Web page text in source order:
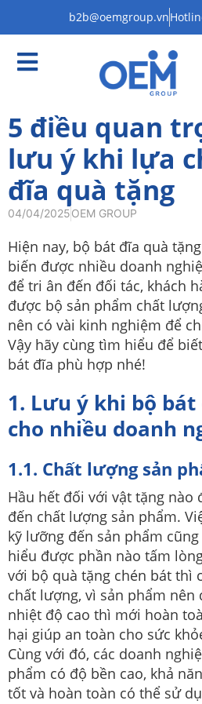
b2b@oemgroup.vn
5 điều quan
lưu ý khi lựa
đĩa quà tặng
04/04/2025OEM GROUP
Hiện nay, bộ bát đĩa quà
biến được nhiều doanh
để tri ân đến đối tác, khách
được bộ sản phẩm chất
nên có vài kinh nghiệm để
Vậy hãy cùng tìm hiểu để
bát đĩa phù hợp nhé!
1. Lưu ý khi bộ
cho nhiều doanh
1.1. Chất lượng sản
Hầu hết đối với vật tặng nào
đến chất lượng sản phẩm.
kỹ lưỡng đến sản phẩm
hiểu được phần nào tấm
với bộ quà tặng chén bát thì
chất lượng, vì sản phẩm nên
nhiệt độ cao thì mới hoàn
hại giúp an toàn cho sức
Cùng với đó, các doanh
phẩm có độ bền cao, khả
tốt và hoàn toàn có thể sử